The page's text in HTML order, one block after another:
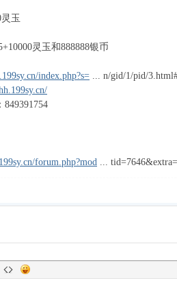
玉
灵玉和888888银币
index.php?s= ... n/gid/1/pid/
forum.php?mod ... tid=7646&extra=